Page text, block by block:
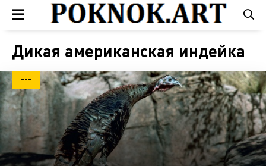
Дикая американская индейка
---